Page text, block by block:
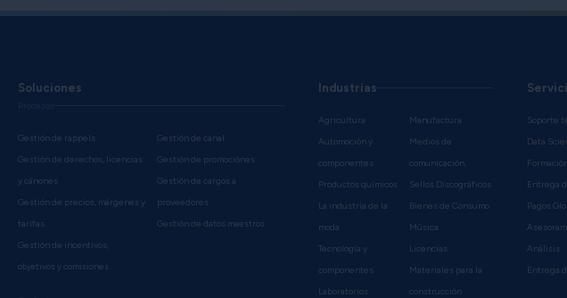
Soluciones
Gestión de rappels
Gestión de derechos, licencias
y cánones
Gestión de precios, márgenes y
tarifas
Gestión de incentivos,
objetivos y comisiones
Gestión de canal
Gestión de promociónes
Gestión de cargos a
proveedores
Gestión de datos maestros
Industrias
Agricultura
Automoción y
componentes
Productos químicos
La industria de la
moda
Tecnología y
componentes
Laboratorios
Manufactura
Medios de
comunicación,
Sellos Discográficos
Bienes de Consumo
Música
Licencias
Materiales para la
construcción
Soporte
Data
Entrega
Pagos
Análisis
Entrega